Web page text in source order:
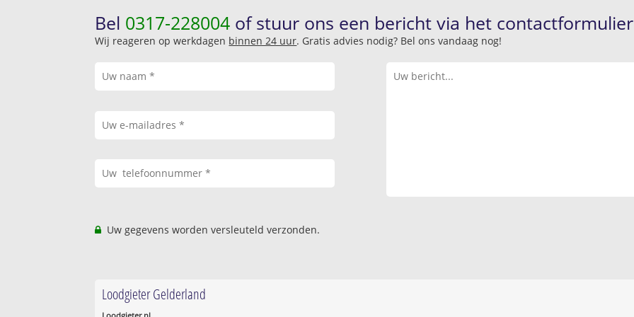
Bel 0317-228004 of stuur ons een bericht via het
Wij reageren op werkdagen binnen 24 uur. Gratis advies nodig? Bel ons vandaag nog!
Uw gegevens worden versleuteld verzonden.
Loodgieter Gelderland